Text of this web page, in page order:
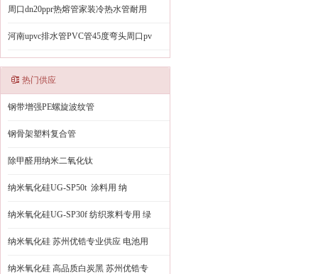
周口dn20ppr热熔管家装冷热水管耐用
河南upvc排水管PVC管45度弯头周口pv
热门供应
钢带增强PE螺旋波纹管
钢骨架塑料复合管
除甲醛用纳米二氧化钛
纳米氧化硅UG-SP50t 涂料用 纳
纳米氧化硅UG-SP30f 纺织浆料专用 绿
纳米氧化硅 苏州优锆专业供应 电池用
纳米氧化硅 高品质白炭黑 苏州优锆专